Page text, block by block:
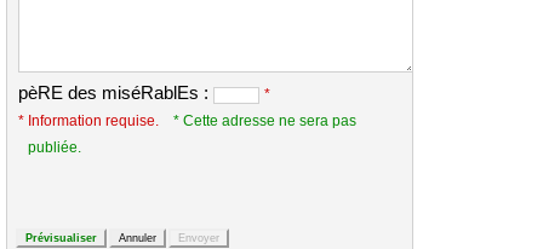
pèRE des miséRablEs :
*
* Information requise.
* Cette adresse ne sera pas
publiée.